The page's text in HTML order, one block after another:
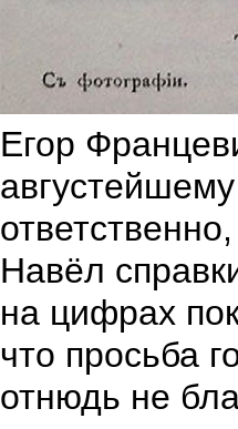
Егор
Навёл
на цифрах
что просьба
отнюдь не